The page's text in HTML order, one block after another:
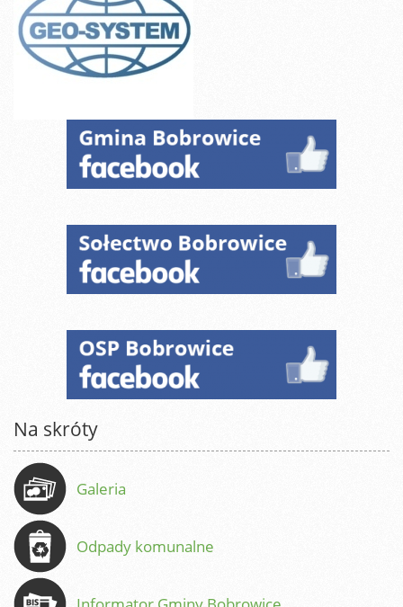
Na skróty
Galeria
Odpady komunalne